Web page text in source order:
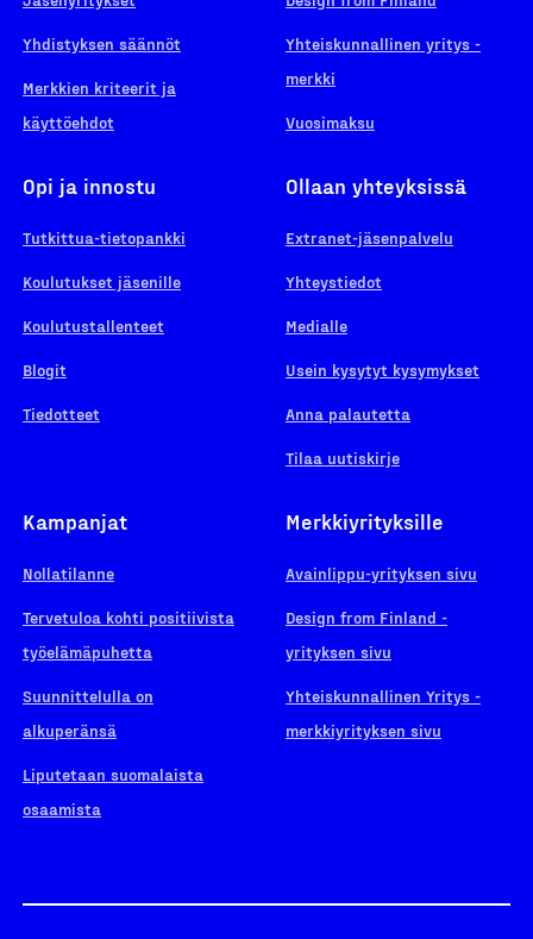
Yhdistyksen säännöt
Merkkien kriteerit ja
käyttöehdot
Yhteiskunnallinen yritys -
merkki
Vuosimaksu
Opi ja innostu
Tutkittua-tietopankki
Koulutukset jäsenille
Koulutustallenteet
Blogit
Tiedotteet
Ollaan yhteyksissä
Extranet-jäsenpalvelu
Yhteystiedot
Medialle
Usein kysytyt kysymykset
Anna palautetta
Tilaa uutiskirje
Kampanjat
Nollatilanne
Tervetuloa kohti positiivista
työelämäpuhetta
Suunnittelulla on
alkuperänsä
Liputetaan suomalaista
osaamista
Merkkiyrityksille
Avainlippu-yrityksen sivu
Design from Finland -
yrityksen sivu
Yhteiskunnallinen Yritys -
merkkiyrityksen sivu